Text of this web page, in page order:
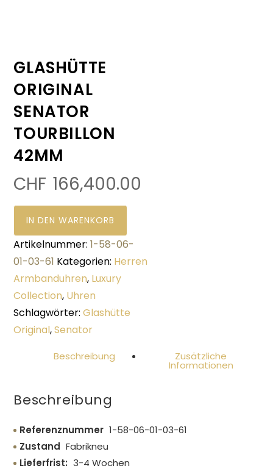
GLASHÜTTE
ORIGINAL
SENATOR
TOURBILLON
42MM
CHF 166,400.00
IN DEN WARENKORB
Artikelnummer:1-58-06-
01-03-61 Kategorien: Herren
Armbanduhren, Luxury
Collection, Uhren
Schlagwörter:Glashütte
Original,Senator
Beschreibung Zusätzliche
Informationen
Beschreibung
Referenznummer 1-58-06-01-03-61
Zustand Fabrikneu
Lieferfrist: 3-4 Wochen